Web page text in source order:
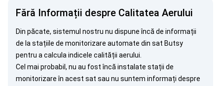
Fără Informații despre Calitatea Aerului
Din păcate, sistemul nostru nu dispune încă de informații
de la stațiile de monitorizare automate din sat Butsy
pentru a calcula indicele calității aerului.
Cel mai probabil, nu au fost încă instalate stații de
monitorizare în acest sat sau nu suntem informați despre